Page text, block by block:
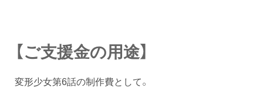
【ご支援金の用途】
変形少女第6話の制作費として。